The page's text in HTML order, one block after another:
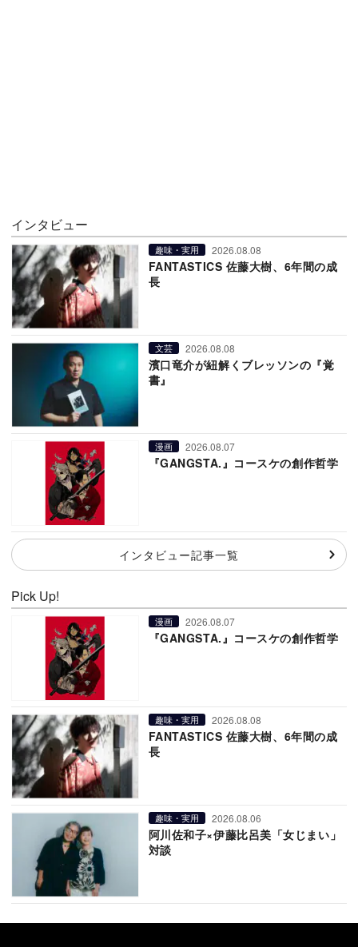
インタビュー
趣味・実用 2026.08.08
FANTASTICS 佐藤大樹、6年間の成
長
文芸 2026.08.08
濱口竜介が紐解くブレッソンの『覚
書』
漫画 2026.08.07
『GANGSTA.』コースケの創作哲学
インタビュー記事一覧
Pick Up!
漫画 2026.08.07
『GANGSTA.』コースケの創作哲学
趣味・実用 2026.08.08
FANTASTICS 佐藤大樹、6年間の成
長
趣味・実用 2026.08.06
阿川佐和子×伊藤比呂美「女じまい」
対談